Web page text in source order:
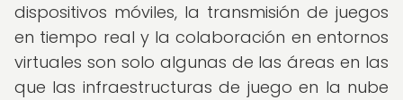
dispositivos móviles, la transmisión de juegos
en tiempo real y la colaboración en entornos
virtuales son solo algunas de las áreas en las
que las infraestructuras de juego en la nube